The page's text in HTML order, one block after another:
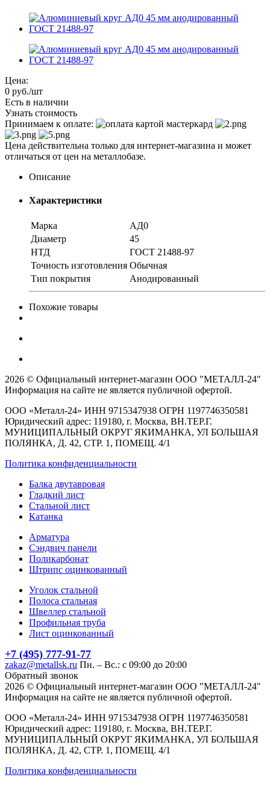
Цена:
0 руб./шт
Есть в наличии
Узнать стоимость
Принимаем к оплате:
Цена действительна только для интернет-магазина и может
отличаться от цен на металлобазе.
Описание
Характеристики
Марка
АД0
Диаметр
45
НТД
ГОСТ 21488-97
Точность изготовления Обычная
Тип покрытия
Анодированный
Похожие товары
2026 © Официальный интернет-магазин ООО "МЕТАЛЛ-24"
Информация на сайте не является публичной офертой.
ООО «Металл-24» ИНН 9715347938 ОГРН 1197746350581
Юридический адрес: 119180, г. Москва, ВН.ТЕР.Г.
МУНИЦИПАЛЬНЫЙ ОКРУГ ЯКИМАНКА, УЛ БОЛЬШАЯ
ПОЛЯНКА, Д. 42, СТР. 1, ПОМЕЩ. 4/1
Политика конфиденциальности
Балка двутавровая
Гладкий лист
Стальной лист
Катанка
Арматура
Сэндвич панели
Поликарбонат
Штрипс оцинкованный
Уголок стальной
Полоса стальная
Швеллер стальной
Профильная труба
Лист оцинкованный
+7 (495) 777-91-77
zakaz@metallsk.ru Пн. – Вс.: с 09:00 до 20:00
Обратный звонок
2026 © Официальный интернет-магазин ООО "МЕТАЛЛ-24"
Информация на сайте не является публичной офертой.
ООО «Металл-24» ИНН 9715347938 ОГРН 1197746350581
Юридический адрес: 119180, г. Москва, ВН.ТЕР.Г.
МУНИЦИПАЛЬНЫЙ ОКРУГ ЯКИМАНКА, УЛ БОЛЬШАЯ
ПОЛЯНКА, Д. 42, СТР. 1, ПОМЕЩ. 4/1
Политика конфиденциальности